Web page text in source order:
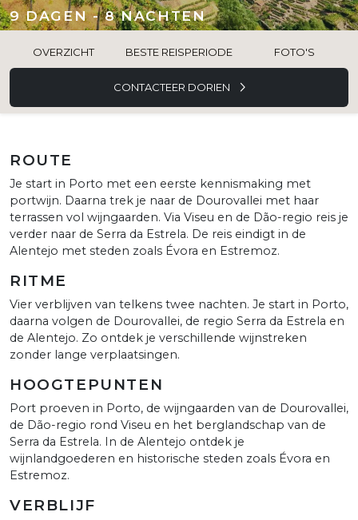
9 DAGEN - 8 NACHTEN
OVERZICHT BESTE REISPERIODE FOTO'S
CONTACTEER DORIEN
ROUTE
Je start in Porto met een eerste kennismaking met
portwijn. Daarna trek je naar de Dourovallei met haar
terrassen vol wijngaarden. Via Viseu en de Dão-regio reis je
verder naar de Serra da Estrela. De reis eindigt in de
Alentejo met steden zoals Évora en Estremoz.
RITME
Vier verblijven van telkens twee nachten. Je start in Porto,
daarna volgen de Dourovallei, de regio Serra da Estrela en
de Alentejo. Zo ontdek je verschillende wijnstreken
zonder lange verplaatsingen.
HOOGTEPUNTEN
Port proeven in Porto, de wijngaarden van de Dourovallei,
de Dão-regio rond Viseu en het berglandschap van de
Serra da Estrela. In de Alentejo ontdek je
wijnlandgoederen en historische steden zoals Évora en
Estremoz.
VERBLIJF